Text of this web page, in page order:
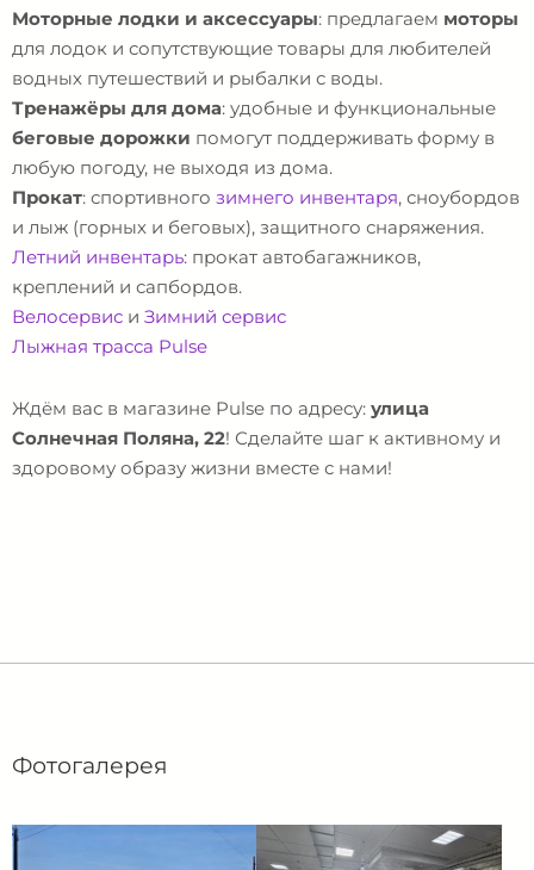
Моторные лодки и аксессуары: предлагаем моторы
для лодок и сопутствующие товары для любителей
водных путешествий и рыбалки с воды.
Тренажёры для дома: удобные и функциональные
беговые дорожки помогут поддерживать форму в
любую погоду, не выходя из дома.
Прокат: спортивного зимнего инвентаря, сноубордов
и лыж (горных и беговых), защитного снаряжения.
Летний инвентарь: прокат автобагажников,
креплений и сапбордов.
Велосервис и Зимний сервис
Лыжная трасса Pulse
Ждём вас в магазине Pulse по адресу: улица
Солнечная Поляна, 22! Сделайте шаг к активному и
здоровому образу жизни вместе с нами!
Фотогалерея